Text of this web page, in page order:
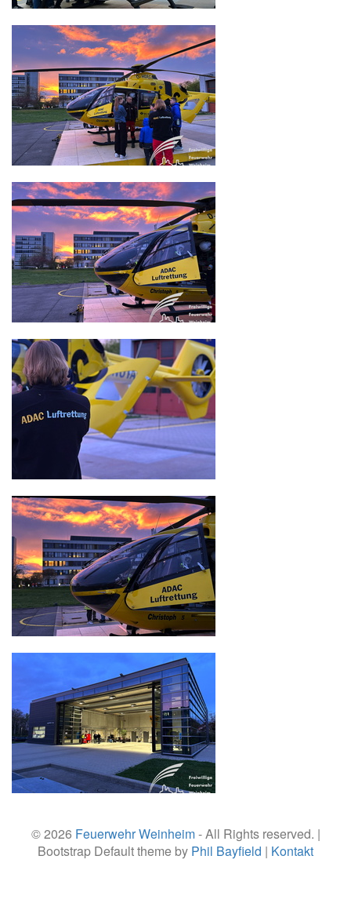
© 2026 Feuerwehr Weinheim- All Rights reserved. |
Bootstrap Default theme by Phil Bayfield | Kontakt